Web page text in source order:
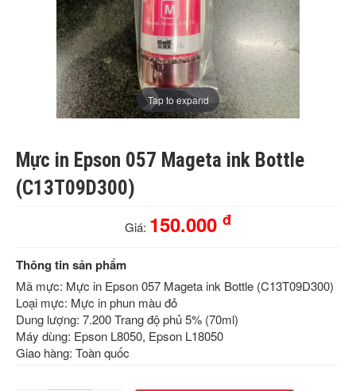
Tap to expand
Mực in Epson 057 Mageta ink Bottle
(C13T09D300)
Giá: 150.000 đ
Thông tin sản phẩm
Mã mực: Mực in Epson 057 Mageta ink Bottle (C13T09D300)
Loại mực: Mực in phun màu đỏ
Dung lượng: 7.200 Trang độ phủ 5% (70ml)
Máy dùng: Epson L8050, Epson L18050
Giao hàng: Toàn quốc